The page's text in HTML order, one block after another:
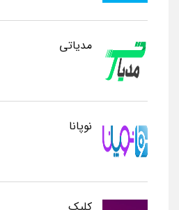
مدیاتی
نوپانا